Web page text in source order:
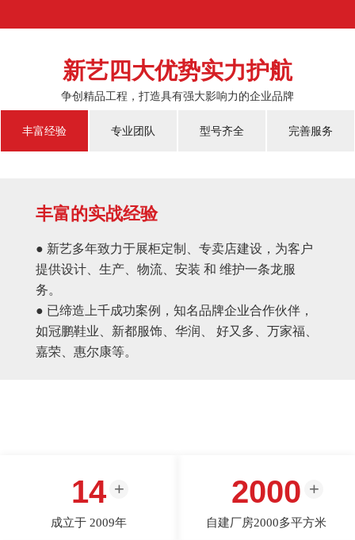
新艺四大优势实力护航
争创精品工程，打造具有强大影响力的企业品牌
丰富经验 专业团队 型号齐全 完善服务
丰富的实战经验
● 新艺多年致力于展柜定制、专卖店建设，为客户
提供设计、生产、物流、安装 和 维护一条龙服
务。
● 已缔造上千成功案例，知名品牌企业合作伙伴，
如冠鹏鞋业、新都服饰、华润、 好又多、万家福、
嘉荣、惠尔康等。
14
成立于 2009年
2000
自建厂房2000多平方米